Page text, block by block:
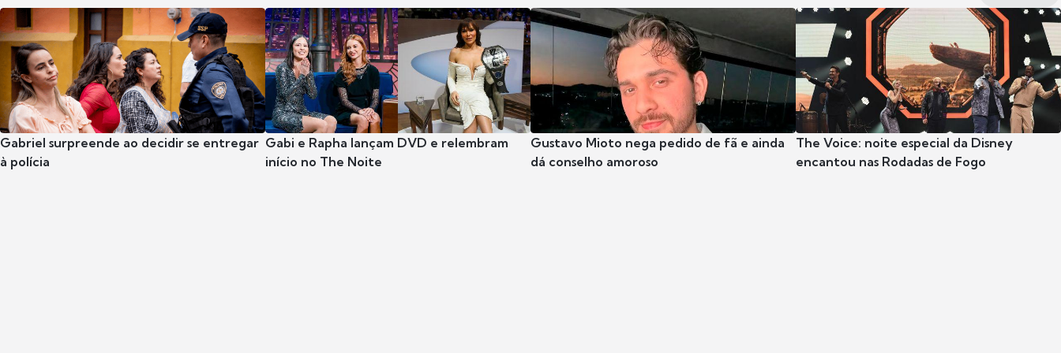
Gabriel surpreende ao decidir se entregar
à polícia
Gabi e Rapha lançam DVD e relembram
início no The Noite
Gustavo Mioto nega pedido de fã e ainda
dá conselho amoroso
The Voice: noite especial da Disney
encantou nas Rodadas de Fogo